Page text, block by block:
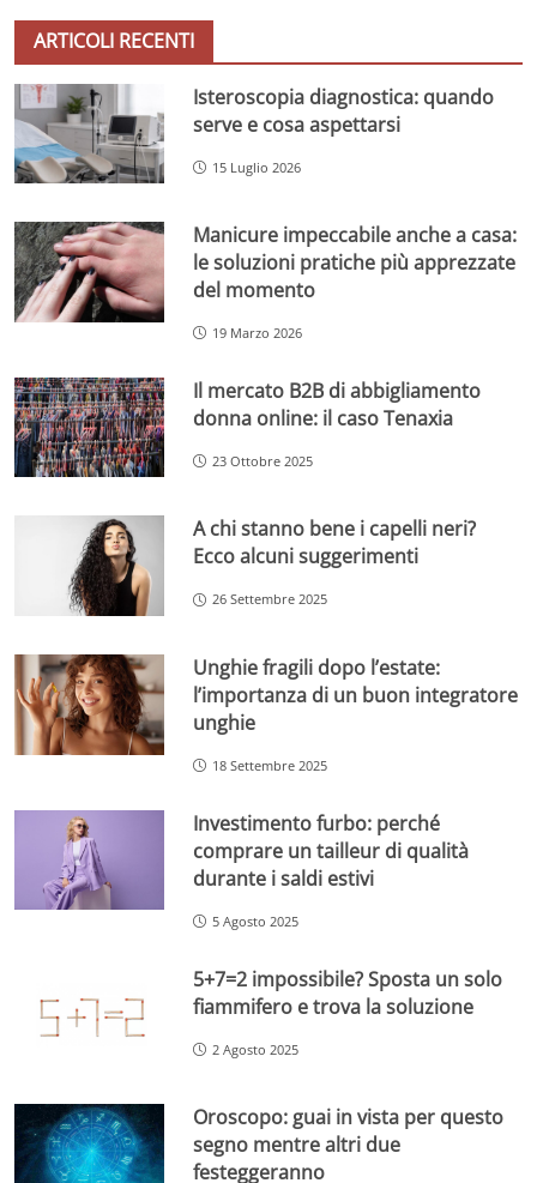
ARTICOLI RECENTI
Isteroscopia diagnostica: quando
serve e cosa aspettarsi
15 Luglio 2026
Manicure impeccabile anche a casa:
le soluzioni pratiche più apprezzate
del momento
19 Marzo 2026
Il mercato B2B di abbigliamento
donna online: il caso Tenaxia
23 Ottobre 2025
A chi stanno bene i capelli neri?
Ecco alcuni suggerimenti
26 Settembre 2025
Unghie fragili dopo l’estate:
l’importanza di un buon integratore
unghie
18 Settembre 2025
Investimento furbo: perché
comprare un tailleur di qualità
durante i saldi estivi
5 Agosto 2025
5+7=2 impossibile? Sposta un solo
fiammifero e trova la soluzione
2 Agosto 2025
Oroscopo: guai in vista per questo
segno mentre altri due
festeggeranno